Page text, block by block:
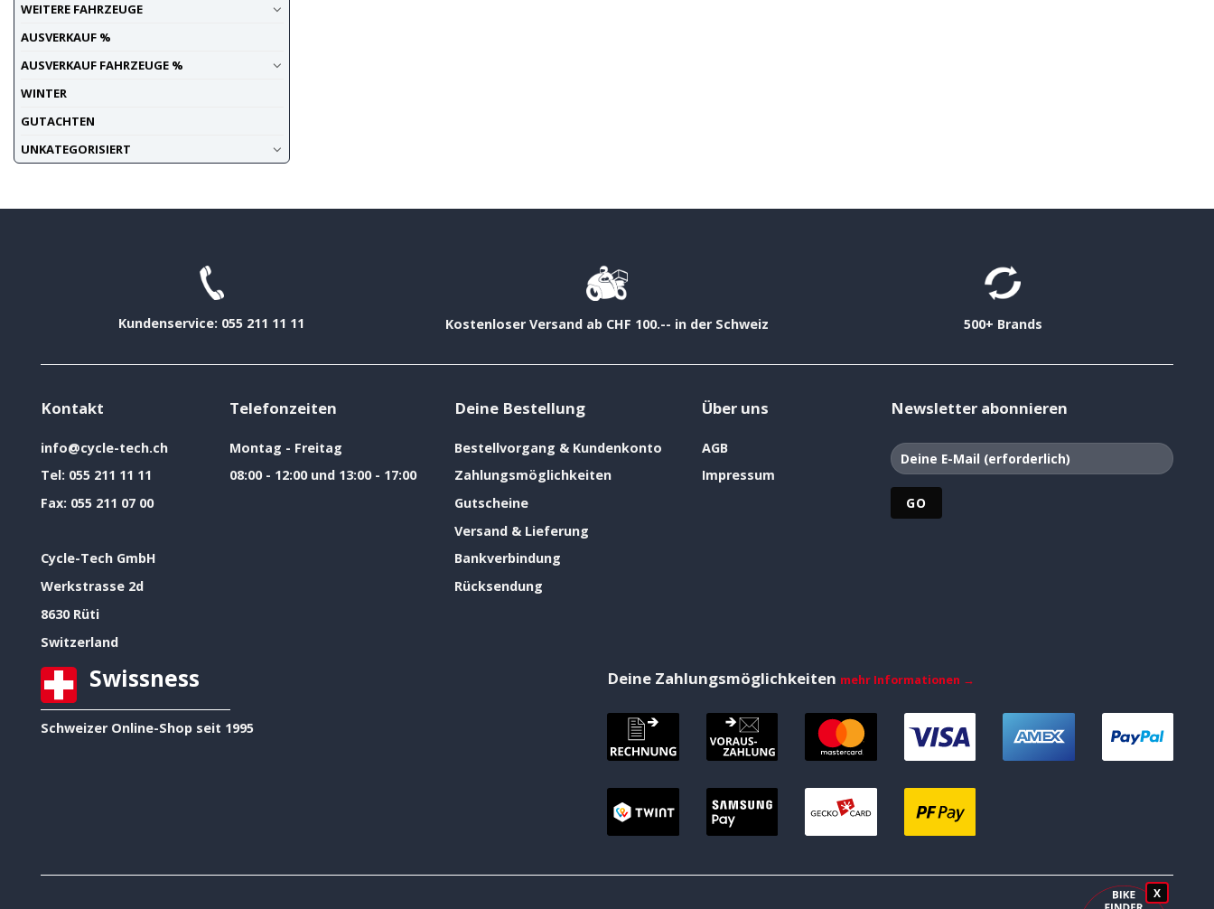
WEITERE FAHRZEUGE
AUSVERKAUF %
AUSVERKAUF FAHRZEUGE %
WINTER
GUTACHTEN
UNKATEGORISIERT
X
Kundenservice: 055 211 11 11 Kostenloser Versand ab CHF 100.-- in der Schweiz 500+ Brands
Kontakt
info@cycle-tech.ch
Tel: 055 211 11 11
Fax: 055 211 07 00
Cycle-Tech GmbH
Werkstrasse 2d
8630 Rüti
Switzerland
Telefonzeiten
Montag - Freitag
08:00 - 12:00 und 13:00 - 17:00
Deine Bestellung
Bestellvorgang & Kundenkonto
Zahlungsmöglichkeiten
Gutscheine
Versand & Lieferung
Bankverbindung
Rücksendung
Über uns
AGB
Impressum
Newsletter abonnieren
Swissness
Schweizer Online-Shop seit 1995
Deine Zahlungsmöglichkeiten mehr Informationen →